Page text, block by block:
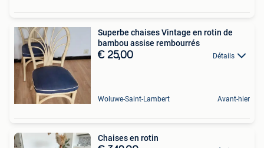
Superbe chaises Vintage en rotin de
bambou assise rembourrés
€ 25,00 Détails
Woluwe-Saint-Lambert Avant-hier
Chaises en rotin